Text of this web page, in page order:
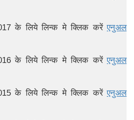
के लिये लिन्क मे क्लिक करेंएनुअल
के लिये लिन्क मे क्लिक करेंएनुअल
के लिये लिन्क मे क्लिक करेंएनुअल